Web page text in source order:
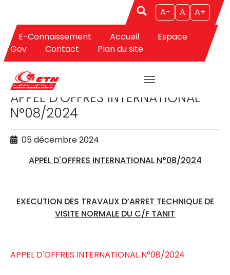
Aller au contenu principal
A- A A+
E-Connaissement Accueil
Espace
Gov
Contact Plan du site
APPELS D'OFFRES
APPEL D'OFFRES INTERNATIONAL
N°08/2024
05 décembre 2024
APPEL D'OFFRES INTERNATIONAL N°08/2024
EXECUTION DES TRAVAUX D’ARRET TECHNIQUE DE
VISITE NORMALE DU C/F TANIT
APPEL D'OFFRES INTERNATIONAL N°08/2024